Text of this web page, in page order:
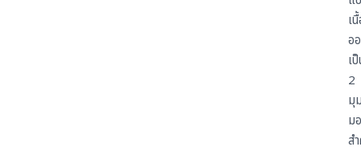
เ
อ
เ
2
มุ
ม
ส